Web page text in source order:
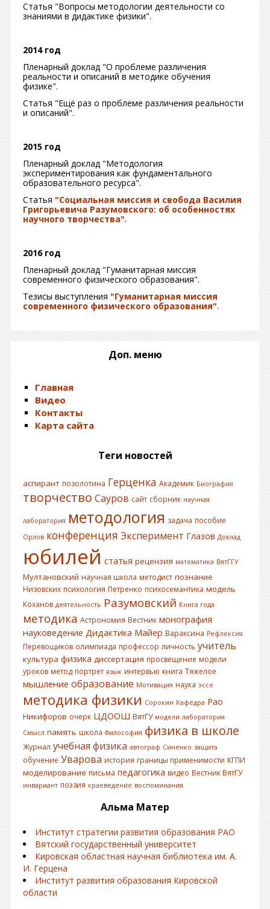
Статья "Вопросы методологии деятельности со
знаниями в дидактике физики".
2014 год
Пленарный доклад "О проблеме различения
реальности и описаний в методике обучения
физике".
Статья "Ещё раз о проблеме различения реальности
и описаний".
2015 год
Пленарный доклад "Методология
экспериментирования как фундаментального
образовательного ресурса".
Статья "Социальная миссия и свобода Василия
Григорьевича Разумовского: об особенностях
научного творчества".
2016 год
Пленарный доклад "Гуманитарная миссия
современного физического образования".
Тезисы выступления "Гуманитарная миссия
современного физического образования".
Доп. меню
Главная
Видео
Контакты
Карта сайта
Теги новостей
аспирант позолотина Герценка Академик Биография
творчество Сауров сайт сборник научная
лаборатория методология задача пособие
Орлов конференция Эксперимент Глазов Доклад
юбилей статья рецензия математика ВятГГУ
Мултановский научная школа методист познание
Низовских психология Петренко психосемантика модель
Коханов деятельность Разумовский Книга года
методика Астрономия Вестник монография
науковедение Дидактика Майер Вараксина Рефлексия
Перевощиков олимпиада профессор личность учитель
культура физика диссертация просвещение модели
уроков метод портрет язык интервью книга Тяжелое
мышление образование Мотивация наука эссе
методика физики Сорокин Кафедра Рао
Никифоров очерк ЦДООШ ВятГУ модели лаборатория
Смысл память школа Философия физика в школе
Журнал учебная физика автограф Синенко защита
обучение Уварова история границы применимости КГПИ
моделирование письма педагогика видео Вестник ВятГУ
инвариант поэзия краеведение воспоминания
Альма Матер
Институт стратегии развития образования РАО
Вятский государственный университет
Кировская областная научная библиотека им. А.
И. Герцена
Институт развития образования Кировской
области